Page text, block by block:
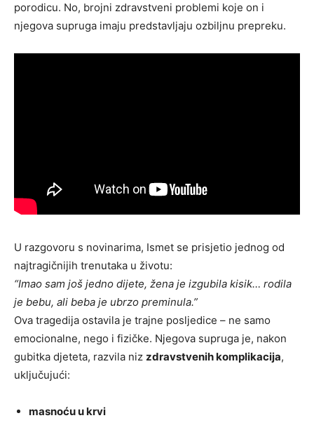
porodicu. No, brojni zdravstveni problemi koje on i
njegova supruga imaju predstavljaju ozbiljnu prepreku.
U razgovoru s novinarima, Ismet se prisjetio jednog od
najtragičnijih trenutaka u životu:
“Imao sam još jedno dijete, žena je izgubila kisik… rodila
je bebu, ali beba je ubrzo preminula.”
Ova tragedija ostavila je trajne posljedice – ne samo
emocionalne, nego i fizičke. Njegova supruga je, nakon
gubitka djeteta, razvila niz zdravstvenih komplikacija,
uključujući:
masnoću u krvi